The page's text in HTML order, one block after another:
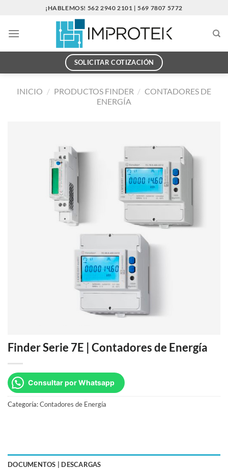
contenido
¡HABLEMOS! 562 2940 2101 | 569 7807 5772
SOLICITAR COTIZACIÓN
INICIO / PRODUCTOS FINDER / CONTADORES DE
ENERGÍA
Finder Serie 7E | Contadores de Energía
Consultar por Whatsapp
Categoría:Contadores de Energía
DOCUMENTOS | DESCARGAS